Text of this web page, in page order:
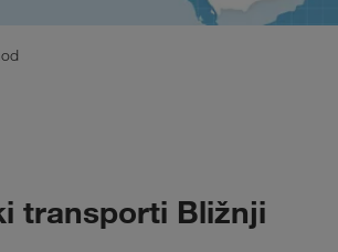
transporti Bližnji